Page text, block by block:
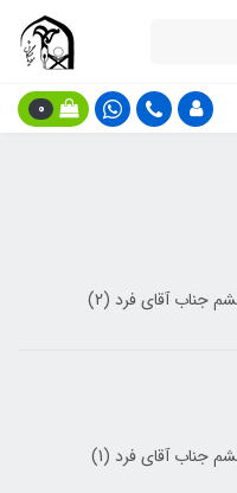
0
جناب آقای فرد (2)
جناب آقای فرد (1)